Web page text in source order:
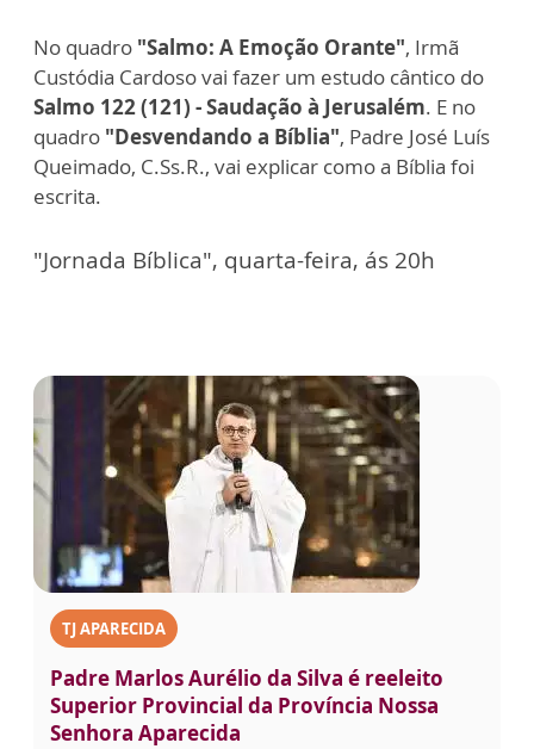
No quadro "Salmo: A Emoção Orante", Irmã
Custódia Cardoso vai fazer um estudo cântico do
Salmo 122 (121) - Saudação à Jerusalém. E no
quadro "Desvendando a Bíblia", Padre José Luís
Queimado, C.Ss.R., vai explicar como a Bíblia foi
escrita.
"Jornada Bíblica", quarta-feira, ás 20h
TJ APARECIDA
Padre Marlos Aurélio da Silva é reeleito
Superior Provincial da Província Nossa
Senhora Aparecida